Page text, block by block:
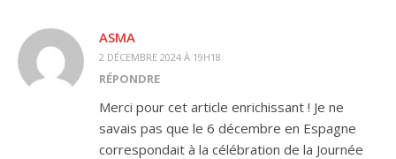
ASMA
2 DÉCEMBRE 2024 À 19H18
RÉPONDRE
Merci pour cet article enrichissant ! Je ne
savais pas que le 6 décembre en Espagne
correspondait à la célébration de la Journée